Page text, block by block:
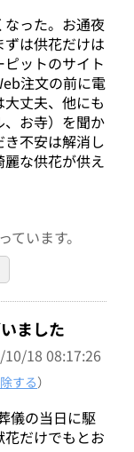
った。お通夜
は供花だけは
ットのサイト
注文の前に電
丈夫、他にも
お寺）を聞か
不安は解消し
な供花が供え
います。
ました
10/18 08:17:26
する）
儀の当日に駆
だけでもとお